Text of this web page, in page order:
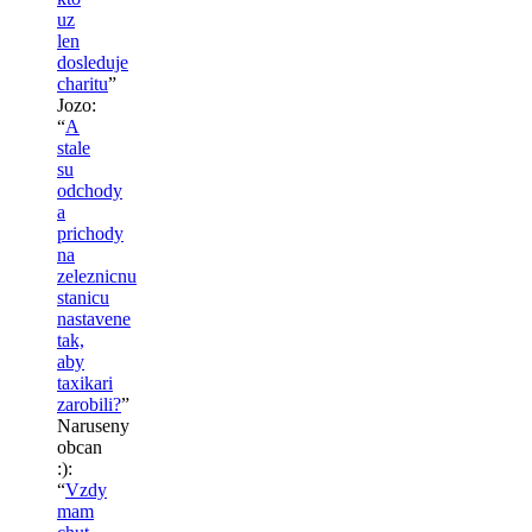
uz
len
dosleduje
charitu”
Jozo:
“A
stale
su
odchody
a
prichody
na
zeleznicnu
stanicu
nastavene
tak,
aby
taxikari
zarobili?”
Naruseny
obcan
:):
“Vzdy
mam